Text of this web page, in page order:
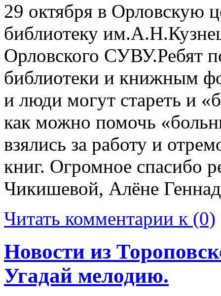
29 октября в Орловскую
библиотеку
Орловского СУВУ.Ребят
библиотеки и книжным
и люди могут стареть и
как можно помочь
взялись за работу и
книг. Огромное спасибо
Чикишевой, Алёне
Читать комментарии к (0)
Новости из
Угадай мелодию.